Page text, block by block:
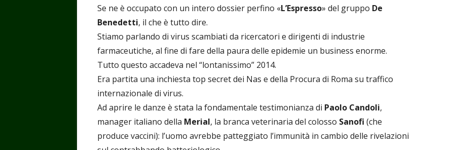
Se ne è occupato con un intero dossier perfino «L’Espresso» del gruppo De
Benedetti, il che è tutto dire.
Stiamo parlando di virus scambiati da ricercatori e dirigenti di industrie
farmaceutiche, al fine di fare della paura delle epidemie un business enorme.
Tutto questo accadeva nel “lontanissimo” 2014.
Era partita una inchiesta top secret dei Nas e della Procura di Roma su traffico
internazionale di virus.
Ad aprire le danze è stata la fondamentale testimonianza di Paolo Candoli,
manager italiano della Merial, la branca veterinaria del colosso Sanofi (che
produce vaccini): l’uomo avrebbe patteggiato l’immunità in cambio delle rivelazioni